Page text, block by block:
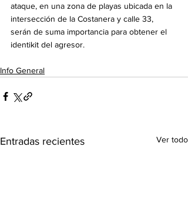
ataque, en una zona de playas ubicada en la
intersección de la Costanera y calle 33,
serán de suma importancia para obtener el
identikit del agresor.
Info General
Entradas recientes Ver todo